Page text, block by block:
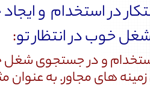
خوب در انتظار تو:
و در جستجوی شغل
زمینه های مجاور. به